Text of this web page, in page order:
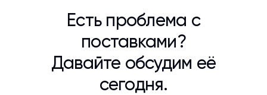
Есть проблема с
поставками?
Давайте обсудим её
сегодня.